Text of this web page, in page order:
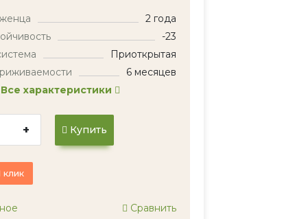
2 года
-23
Приоткрытая
6 месяцев
Все характеристики
+ Купить
клик
Сравнить